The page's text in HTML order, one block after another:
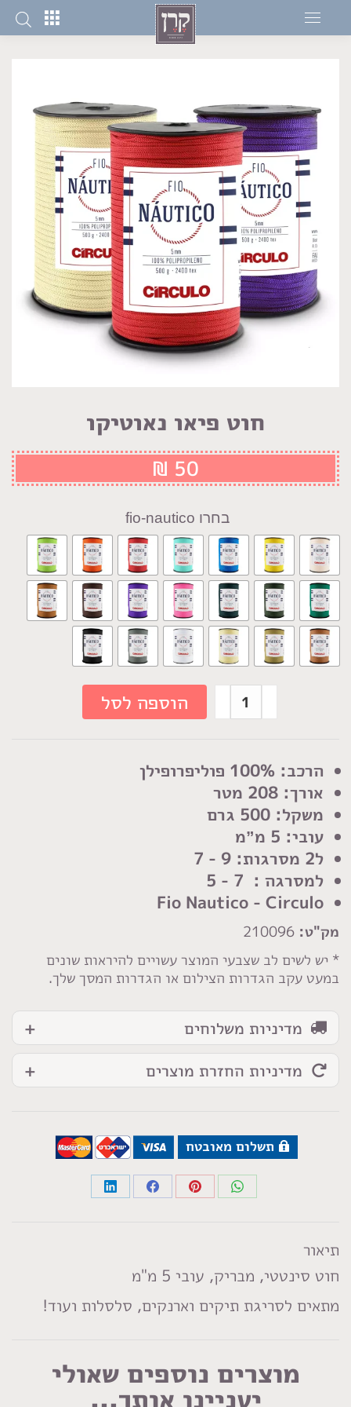
חוט פיאו נאוטיקו
הרכב: 100% פוליפרופילן
אורך: 208 מטר
משקל: 500 גרם
עובי: 5 מ”מ
ל2 מסרגות: 9 - 7
למסרגה : 7 - 5
Fio Nautico - Circulo
מק"ט:
* יש לשים לב שצבעי המוצר עשויים להיראות שונים
במעט עקב הגדרות הצילום או הגדרות המסך שלך.
₪ 50
fio-nautico
כמות
של
פיאו
נאוטיקו
הוספה לסל
מדיניות משלוחים
מדיניות החזרת מוצרים
תשלום מאובטח
Share
Share
Share
Share
תיאור
חוט סינטטי, מבריק, עובי 5 מ"מ
מתאים לסריגת תיקים וארנקים, סלסלות ועוד!
מוצרים נוספים שאולי
יעניינו אותך...